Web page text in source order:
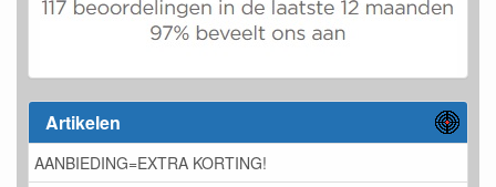
Artikelen
AANBIEDING=EXTRA KORTING!